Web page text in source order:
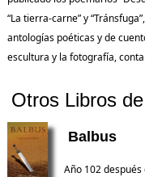
“La tierra-carne” y
antologías poéticas y de
escultura y la fotografía,
Otros Libros
Balbus
Año 102 después